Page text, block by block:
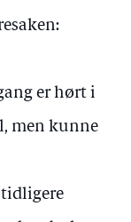
er hørt i
men kunne
tidligere